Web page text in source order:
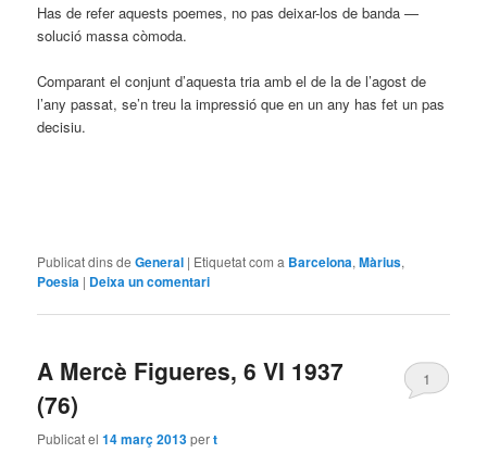
Has de refer aquests poemes, no pas deixar-los de banda —
solució massa còmoda.
Comparant el conjunt d’aquesta tria amb el de la de l’agost de
l’any passat, se’n treu la impressió que en un any has fet un pas
decisiu.
Publicat dins de General | Etiquetat com a Barcelona,Màrius,
Poesia | Deixa un comentari
A Mercè Figueres, 6 VI 1937
(76)
Publicat el14 març 2013pert
1